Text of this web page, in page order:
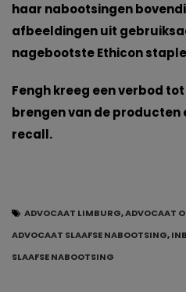
haar nabootsingen
afbeeldingen uit
nagebootste Ethicon
Fengh kreeg een verbod
brengen van de producten
recall.
ADVOCAAT LIMBURG,ADVOCAAT
ADVOCAAT SLAAFSE NABOOTSING,
SLAAFSE NABOOTSING